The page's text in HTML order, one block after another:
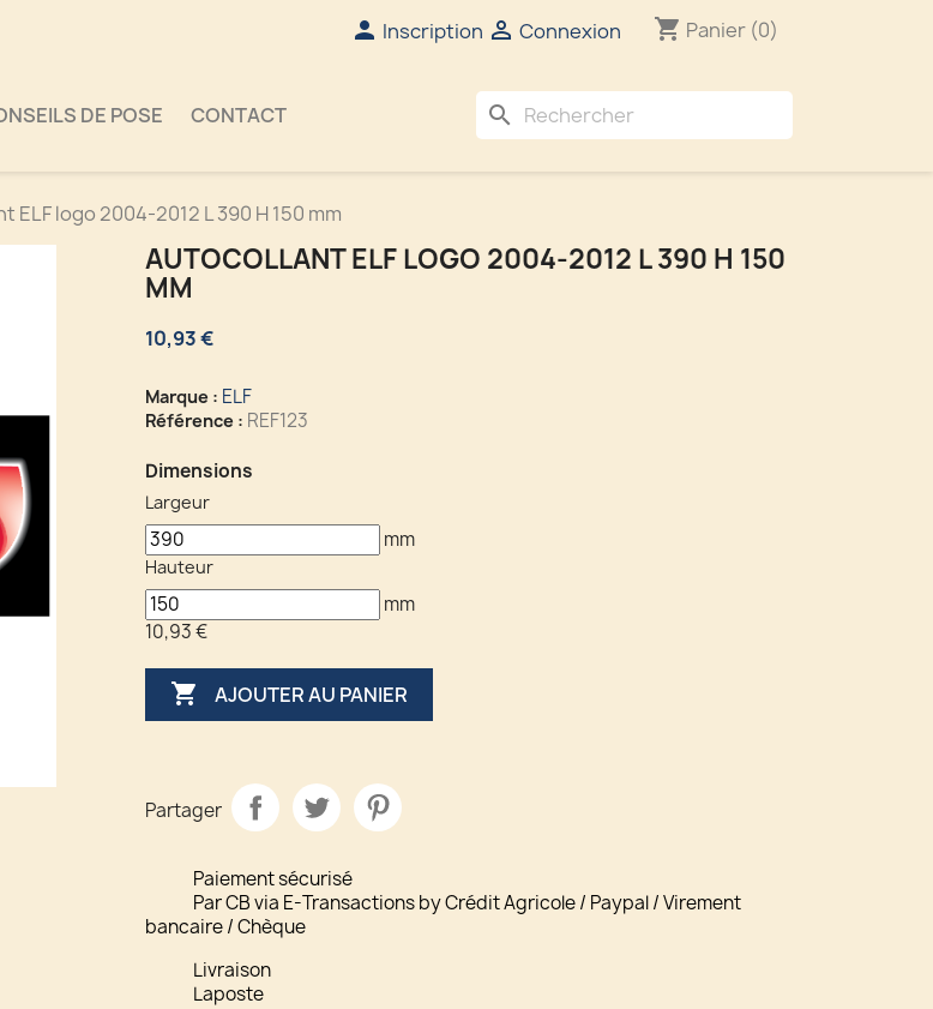
 Inscription  Connexion shopping_cart Panier (0)
DE POSE CONTACT search
ELF logo 2004-2012 L 390 H 150 mm
AUTOCOLLANT ELF LOGO 2004-2012 L 390 H 150
MM
10,93 €
Marque : ELF
Référence : REF123
Dimensions
Largeur
mm
Hauteur
mm
10,93 €
 AJOUTER AU PANIER
Partager
Paiement sécurisé
Par CB via E-Transactions by Crédit Agricole / Paypal / Virement
bancaire / Chèque
Livraison
Laposte